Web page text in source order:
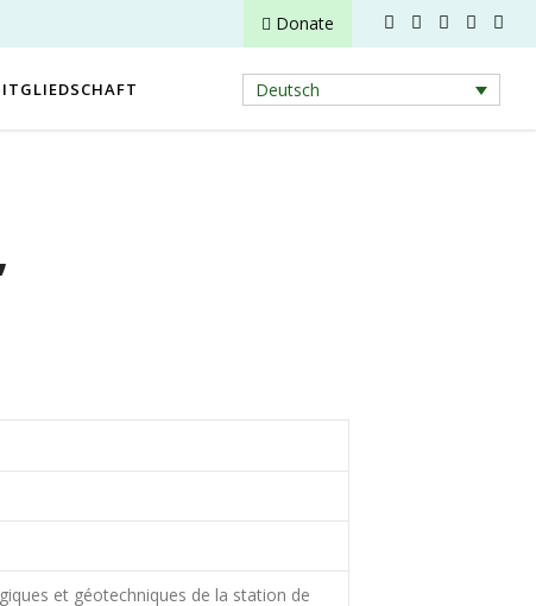
Donate
Deutsch
et géotechniques de la station de